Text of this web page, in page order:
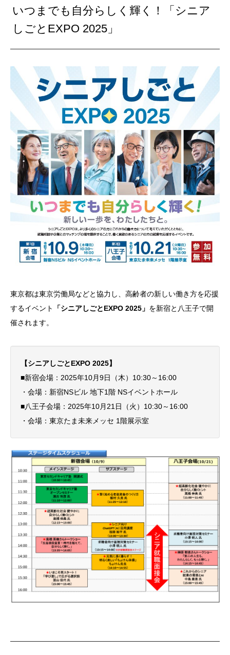
いつまでも自分らしく輝く！「シニア
しごとEXPO 2025」
東京都は東京労働局などと協力し、高齢者の新しい働き方を応援
するイベント
「シニアしごとEXPO 2025」 を新宿と八王子で開
催されます。
【シニアしごとEXPO 2025】
■新宿会場：2025年10月9日（木）10:30～16:00
・会場：新宿NSビル 地下1階 NSイベントホール
■八王子会場：2025年10月21日（火）10:30～16:00
・会場：東京たま未来メッセ 1階展示室